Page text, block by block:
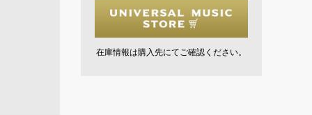
在庫情報は購入先にてご確認ください。